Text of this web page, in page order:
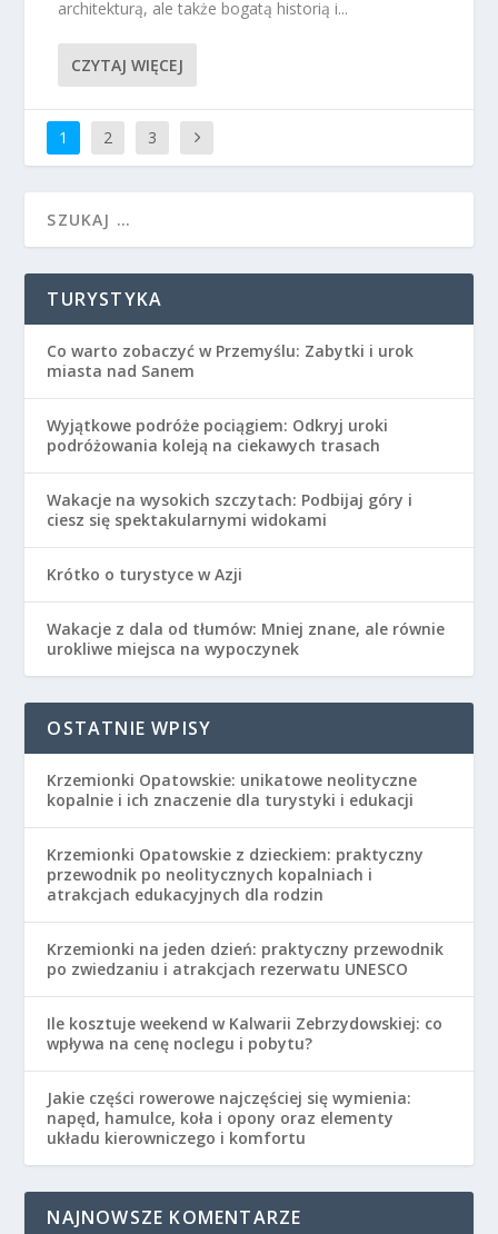
architekturą, ale także bogatą historią i...
CZYTAJ WIĘCEJ
1 2 3
TURYSTYKA
Co warto zobaczyć w Przemyślu: Zabytki i urok
miasta nad Sanem
Wyjątkowe podróże pociągiem: Odkryj uroki
podróżowania koleją na ciekawych trasach
Wakacje na wysokich szczytach: Podbijaj góry i
ciesz się spektakularnymi widokami
Krótko o turystyce w Azji
Wakacje z dala od tłumów: Mniej znane, ale równie
urokliwe miejsca na wypoczynek
OSTATNIE WPISY
Krzemionki Opatowskie: unikatowe neolityczne
kopalnie i ich znaczenie dla turystyki i edukacji
Krzemionki Opatowskie z dzieckiem: praktyczny
przewodnik po neolitycznych kopalniach i
atrakcjach edukacyjnych dla rodzin
Krzemionki na jeden dzień: praktyczny przewodnik
po zwiedzaniu i atrakcjach rezerwatu UNESCO
Ile kosztuje weekend w Kalwarii Zebrzydowskiej: co
wpływa na cenę noclegu i pobytu?
Jakie części rowerowe najczęściej się wymienia:
napęd, hamulce, koła i opony oraz elementy
układu kierowniczego i komfortu
NAJNOWSZE KOMENTARZE